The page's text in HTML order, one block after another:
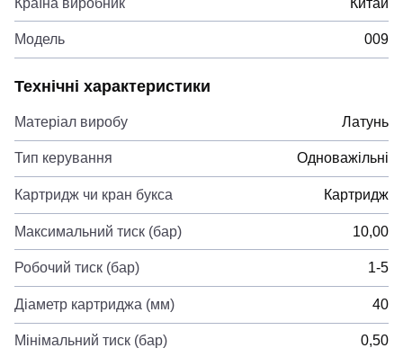
Модель 009
Технічні характеристики
Матеріал виробу Латунь
Тип керування Одноважільні
Картридж чи кран букса Картридж
Максимальний тиск (бар) 10,00
Робочий тиск (бар) 1-5
Діаметр картриджа (мм) 40
Мінімальний тиск (бар) 0,50